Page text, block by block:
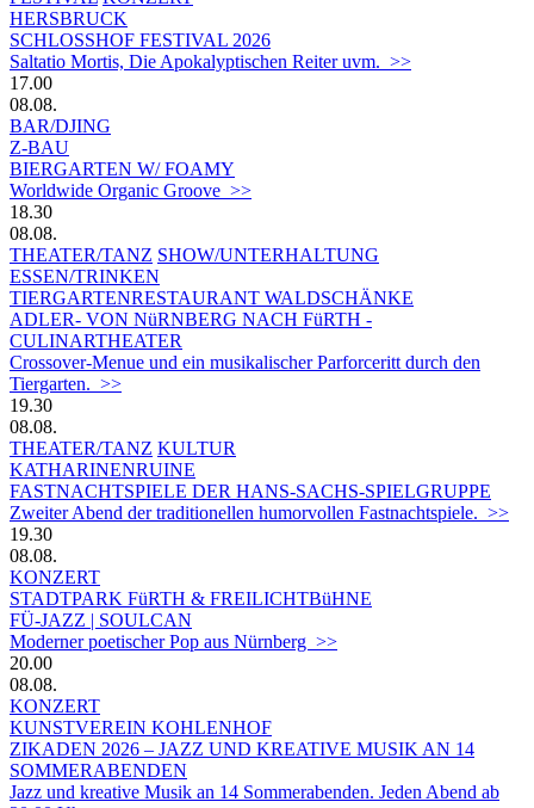
HERSBRUCK
SCHLOSSHOF FESTIVAL 2026
Saltatio Mortis, Die Apokalyptischen Reiter uvm. >>
17.00
08.08.
BAR/DJING
Z-BAU
BIERGARTEN W/ FOAMY
Worldwide Organic Groove >>
18.30
08.08.
THEATER/TANZ SHOW/UNTERHALTUNG
ESSEN/TRINKEN
TIERGARTEN­RESTAURANT WALDSCHÄNKE
ADLER- VON NüRNBERG NACH FüRTH -
CULINARTHEATER
Crossover-Menue und ein musikalischer Parforceritt durch den
Tiergarten. >>
19.30
08.08.
THEATER/TANZ KULTUR
KATHARINENRUINE
FASTNACHTSPIELE DER HANS-SACHS-SPIELGRUPPE
Zweiter Abend der traditionellen humorvollen Fastnachtspiele. >>
19.30
08.08.
KONZERT
STADTPARK FüRTH & FREILICHTBüHNE
FÜ-JAZZ | SOULCAN
Moderner poetischer Pop aus Nürnberg >>
20.00
08.08.
KONZERT
KUNSTVEREIN KOHLENHOF
ZIKADEN 2026 – JAZZ UND KREATIVE MUSIK AN 14
SOMMERABENDEN
Jazz und kreative Musik an 14 Sommerabenden. Jeden Abend ab